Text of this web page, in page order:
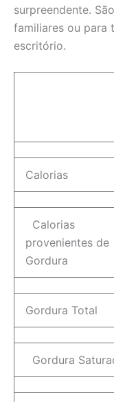
surpreendente.
familiares ou para
escritório.
Calorias
Calorias
provenientes de
Gordura
Gordura Total
Gordura